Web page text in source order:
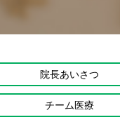
院長あいさつ
チーム医療